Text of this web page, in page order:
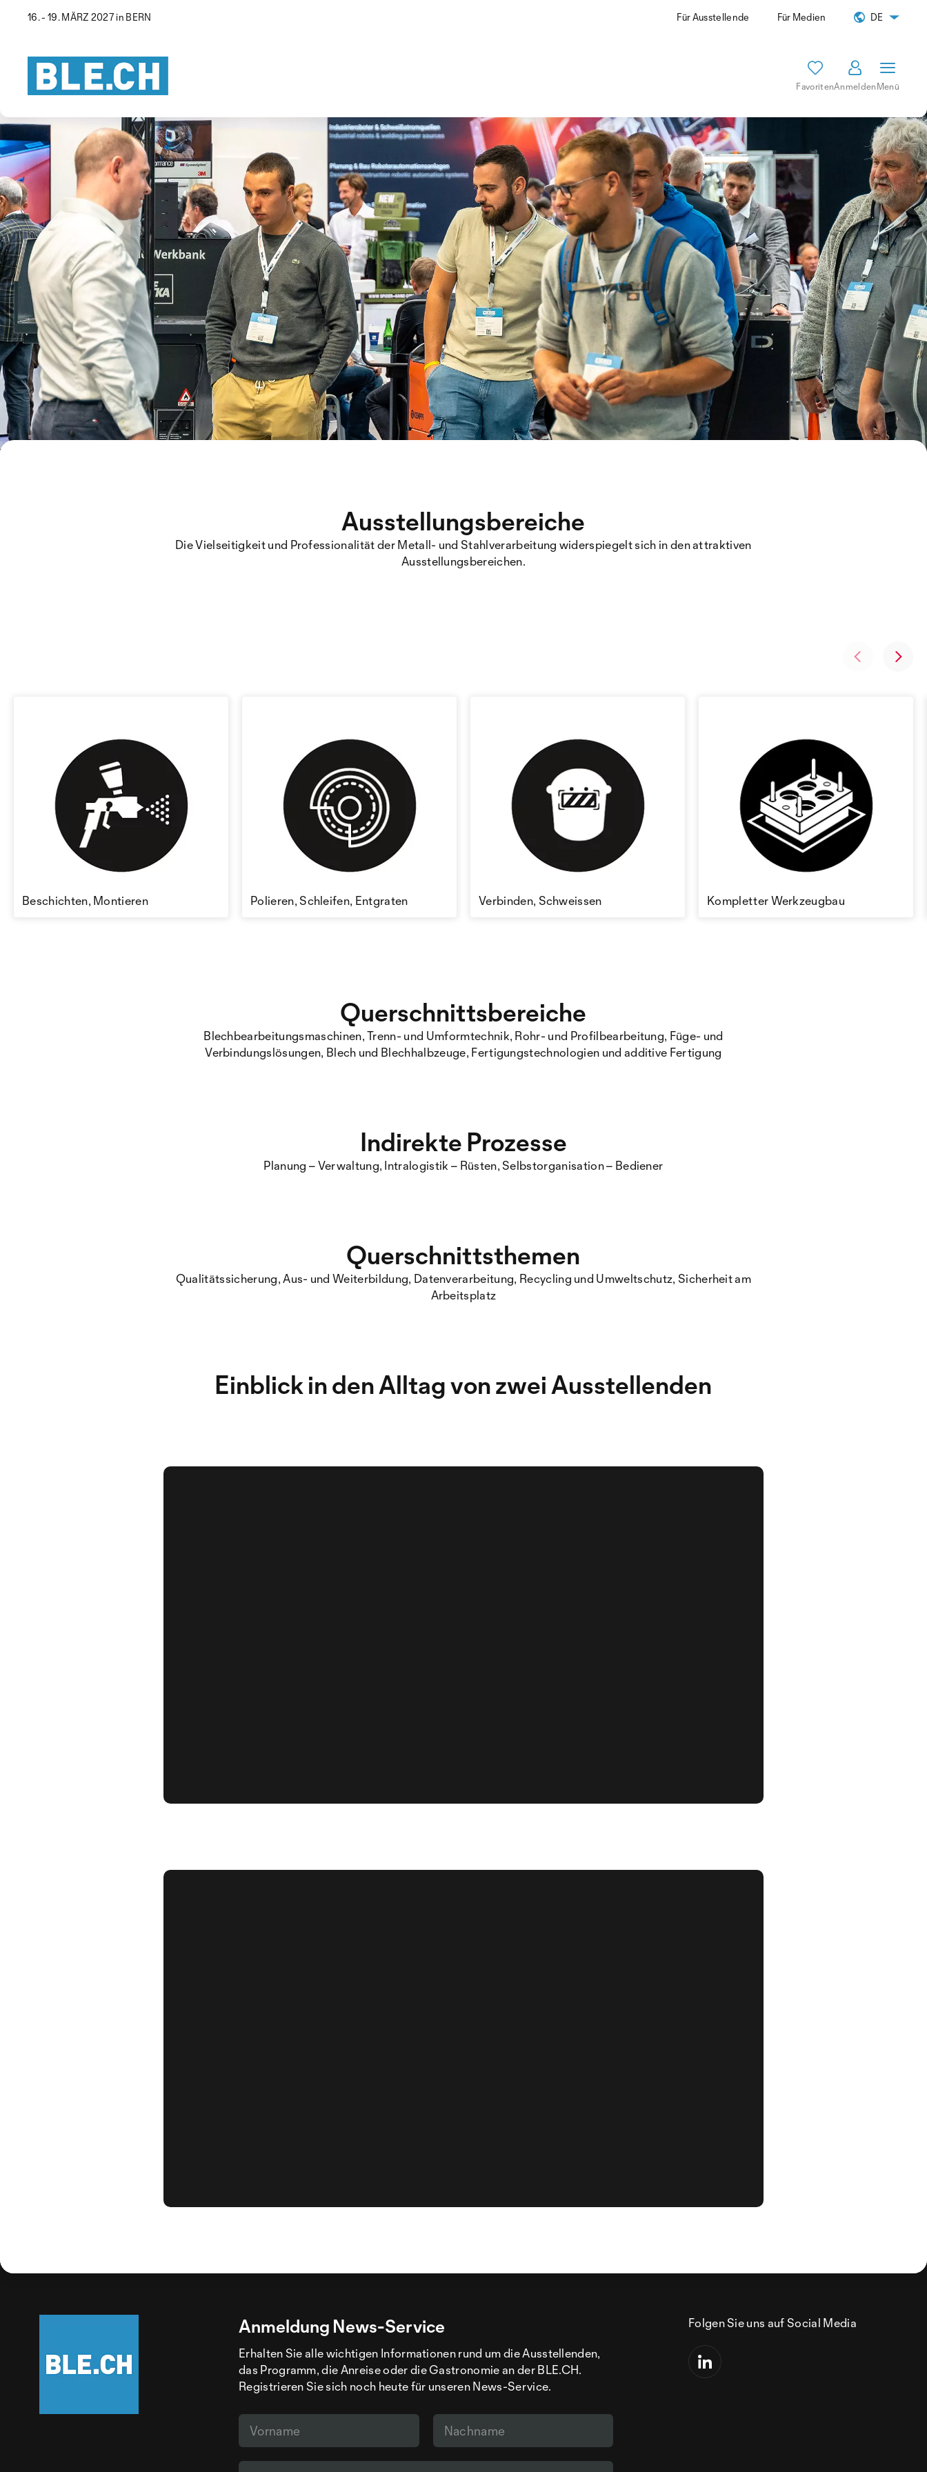
16. - 19. MÄRZ 2027 in BERN Für Ausstellende Für Medien DE
FavoritenAnmeldenMenü
Ausstellungsbereiche
Die Vielseitigkeit und Professionalität der Metall- und Stahlverarbeitung widerspiegelt sich in den attraktiven
Ausstellungsbereichen.
Beschichten, Montieren Polieren, Schleifen, Entgraten Verbinden, Schweissen Kompletter Werkzeugbau
Querschnittsbereiche
Blechbearbeitungsmaschinen, Trenn- und Umformtechnik, Rohr- und Profilbearbeitung, Füge- und
Verbindungslösungen, Blech und Blechhalbzeuge, Fertigungstechnologien und additive Fertigung
Indirekte Prozesse
Planung – Verwaltung, Intralogistik – Rüsten, Selbstorganisation – Bediener
Querschnittsthemen
Qualitätssicherung, Aus- und Weiterbildung, Datenverarbeitung, Recycling und Umweltschutz, Sicherheit am
Arbeitsplatz
Einblick in den Alltag von zwei Ausstellenden
Anmeldung News-Service
Erhalten Sie alle wichtigen Informationen rund um die Ausstellenden,
das Programm, die Anreise oder die Gastronomie an der BLE.CH.
Registrieren Sie sich noch heute für unseren News-Service.
Folgen Sie uns auf Social Media